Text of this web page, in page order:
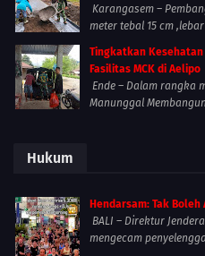
Karangasem –
meter tebal 15 cm
Tingkatkan Kesehatan
Fasilitas MCK di Aelipo
Ende – Dalam rangka
Manunggal
Hukum
Hendarsam: Tak
BALI – Direktur
mengecam